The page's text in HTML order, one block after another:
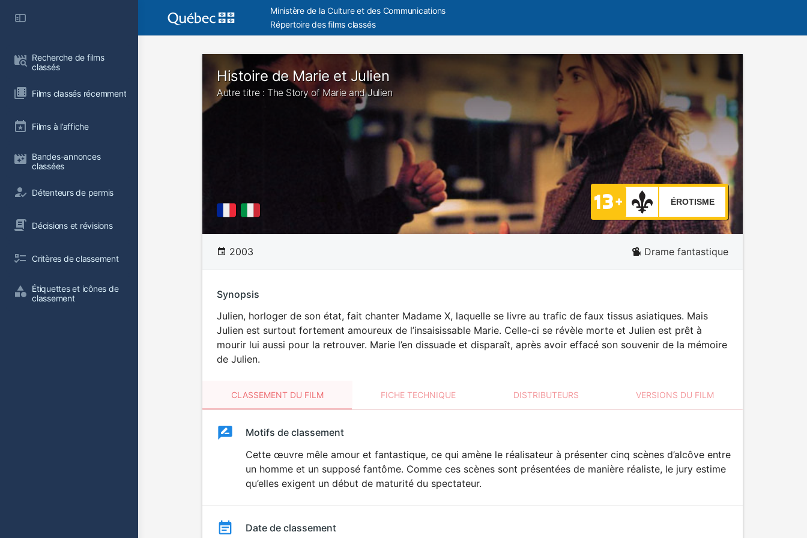
Recherche de films
classés
Films classés récemment
Films à l’affiche
Bandes-annonces
classées
Détenteurs de permis
Décisions et révisions
Critères de classement
Étiquettes et icônes de
classement
Ministère de la Culture et des Communications
Répertoire des films classés
Histoire de Marie et Julien
Autre titre : The Story of Marie and Julien
ÉROTISME
2003 Drame fantastique
Synopsis
Julien, horloger de son état, fait chanter Madame X, laquelle se livre au trafic de faux tissus asiatiques. Mais
Julien est surtout fortement amoureux de l’insaisissable Marie. Celle-ci se révèle morte et Julien est prêt à
mourir lui aussi pour la retrouver. Marie l’en dissuade et disparaît, après avoir effacé son souvenir de la mémoire
de Julien.
CLASSEMENT DU FILM FICHE TECHNIQUE DISTRIBUTEURS VERSIONS DU FILM
ClassementClassement
ÉROTISME
Motifs de classement
Cette œuvre mêle amour et fantastique, ce qui amène le réalisateur à présenter cinq scènes d’alcôve entre
un homme et un supposé fantôme. Comme ces scènes sont présentées de manière réaliste, le jury estime
qu’elles exigent un début de maturité du spectateur.
Date de classement